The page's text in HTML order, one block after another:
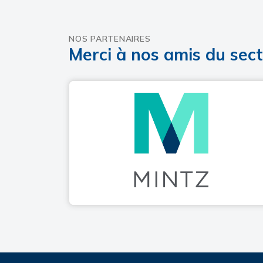
NOS PARTENAIRES
Merci à nos amis du